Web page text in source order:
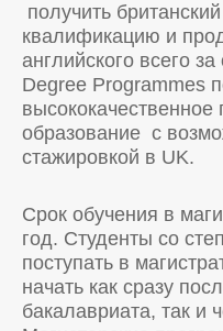
получить
квалификацию и
английского всего
Degree Programmes
образование с
стажировкой в UK.
Срок обучения в
год. Студенты со
поступать в
начать как сразу
бакалавриата, так и